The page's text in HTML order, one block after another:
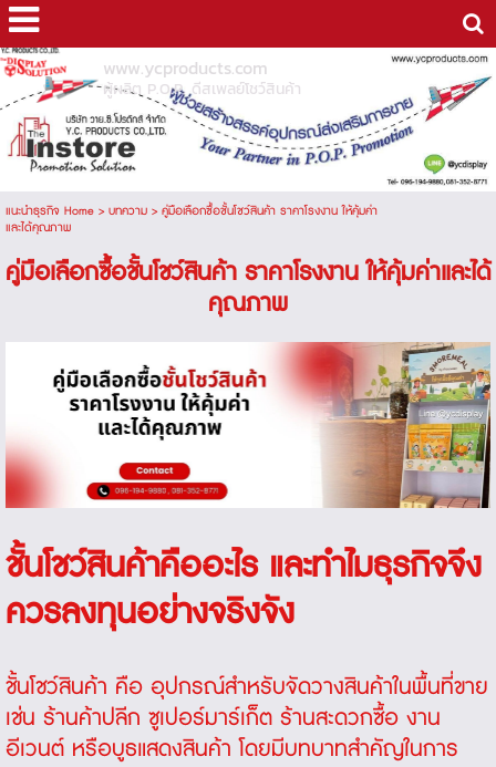
www.ycproducts.com
ผู้ผลิต P.O.P. ดีสเพลย์โชว์สินค้า
แนะนำธุรกิจ Home> บทความ> คู่มือเลือกซื้อชั้นโชว์สินค้า ราคาโรงงาน ให้คุ้มค่า
และได้คุณภาพ
คู่มือเลือกซื้อชั้นโชว์สินค้า ราคาโรงงาน ให้คุ้มค่าและได้
คุณภาพ
ชั้นโชว์สินค้าคืออะไร และทำไมธุรกิจจึง
ควรลงทุนอย่างจริงจัง
ชั้นโชว์สินค้า คือ อุปกรณ์สำหรับจัดวางสินค้าในพื้นที่ขาย
เช่น ร้านค้าปลีก ซูเปอร์มาร์เก็ต ร้านสะดวกซื้อ งาน
อีเวนต์ หรือบูธแสดงสินค้า โดยมีบทบาทสำคัญในการ